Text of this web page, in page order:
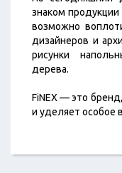
знаком
возможно
дизайнеров и
рисунки
дерева.
FiNEX — это
и уделяет особое